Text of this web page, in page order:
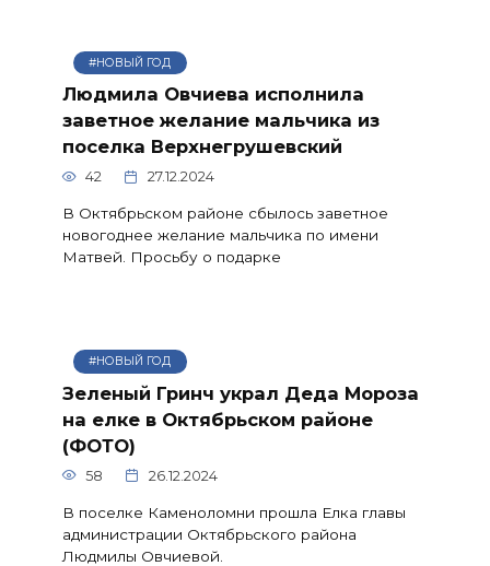
#НОВЫЙ ГОД
Людмила Овчиева исполнила
заветное желание мальчика из
поселка Верхнегрушевский
42 27.12.2024
В Октябрьском районе сбылось заветное
новогоднее желание мальчика по имени
Матвей. Просьбу о подарке
#НОВЫЙ ГОД
Зеленый Гринч украл Деда Мороза
на елке в Октябрьском районе
(ФОТО)
58 26.12.2024
В поселке Каменоломни прошла Елка главы
администрации Октябрьского района
Людмилы Овчиевой.